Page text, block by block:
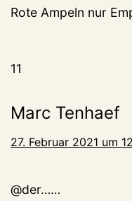
Rote Ampeln nur
11
Marc Tenhaef
27. Februar 2021 um
@der……